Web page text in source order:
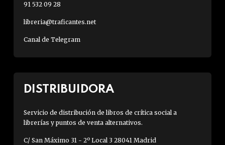
91 532 09 28
libreria@traficantes.net
Canal de Telegram
DISTRIBUIDORA
Servicio de distribución de libros de crítica social a
librerías y puntos de venta alternativos.
C/ San Máximo 31 - 2º Local 3 28041 Madrid